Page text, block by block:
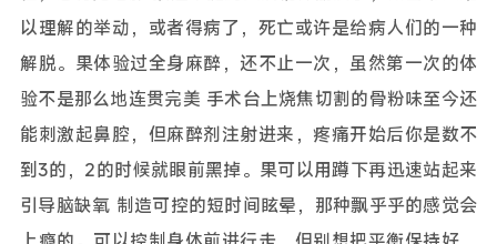
以理解的举动，或者得病了，死亡或许是给病人们的一种
解脱。果体验过全身麻醉，还不止一次，虽然第一次的体
验不是那么地连贯完美 手术台上烧焦切割的骨粉味至今还
能刺激起鼻腔，但麻醉剂注射进来，疼痛开始后你是数不
到3的，2的时候就眼前黑掉。果可以用蹲下再迅速站起来
引导脑缺氧 制造可控的短时间眩晕，那种飘乎乎的感觉会